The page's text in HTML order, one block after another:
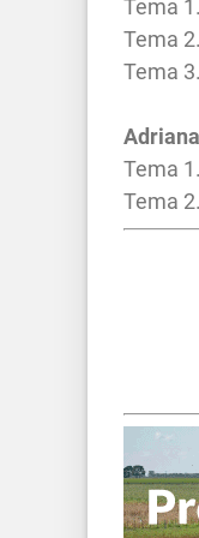
Tema
Tema
Tema
Tema
Tema